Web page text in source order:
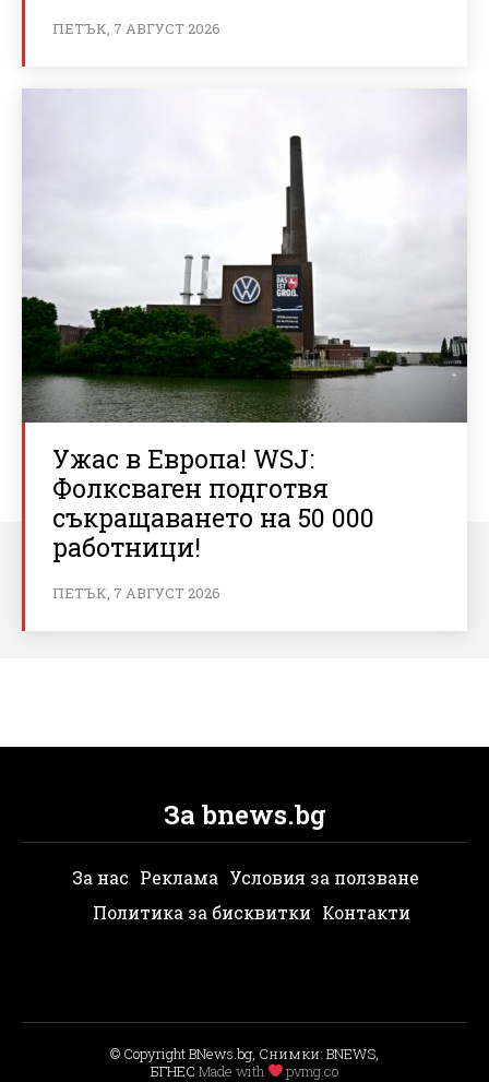
ПЕТЪК, 7 АВГУСТ 2026
Ужас в Европа! WSJ:
Фолксваген подготвя
съкращаването на 50 000
работници!
ПЕТЪК, 7 АВГУСТ 2026
За bnews.bg
За нас Реклама Условия за ползване
Политика за бисквитки Контакти
© Copyright BNews.bg, Снимки: BNEWS,
БГНЕС Мade with pvmg.co